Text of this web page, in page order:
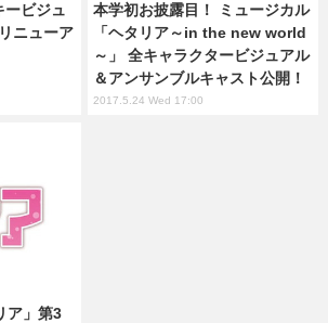
ビジュ
ニューア
本学初お披露目！ ミュージカル
「ヘタリア～in the new world
～」 全キャラクタービジュアル
＆アンサンブルキャスト公開！
2017.5.24 Wed 17:00
ア」第3